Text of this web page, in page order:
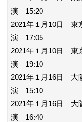
演 15:20
2021年１月10日
演 17:05
2021年１月10日
演 19:10
2021年１月16日
演 15:10
2021年１月16日
演 16:40